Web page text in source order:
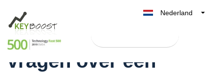
Nederland
België
De 10 meest gestelde
vragen over een